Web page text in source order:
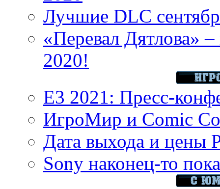
Лучшие DLC
«Перевал Дятлова»
2020!
E3 2021: Пресс-
ИгроМир и Comic
Дата выхода и цены
Sony наконец-то